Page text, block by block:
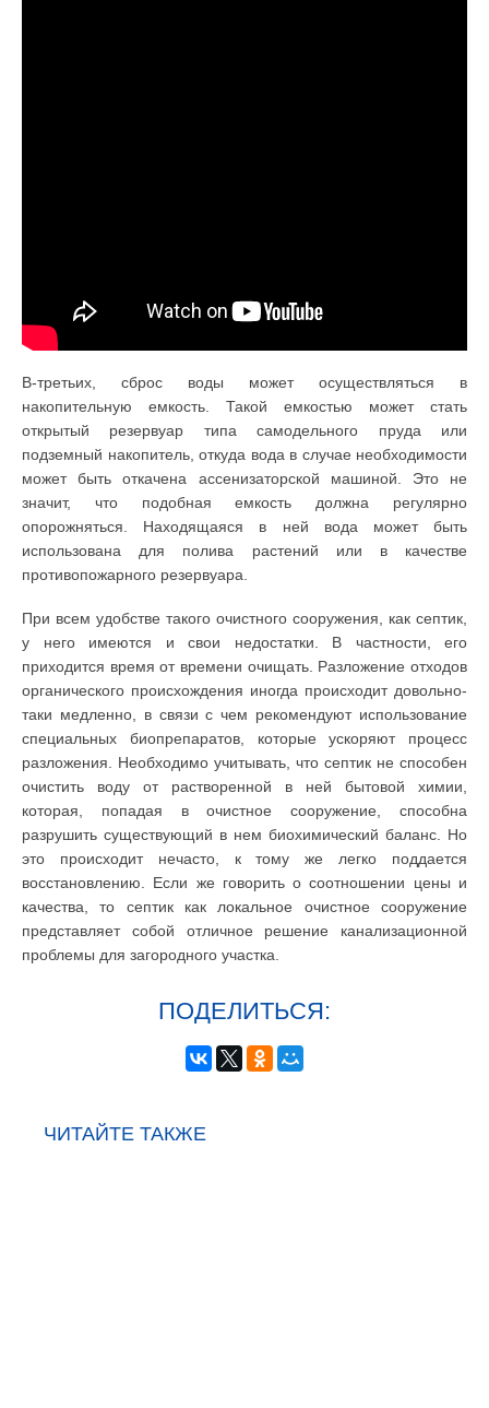
В-третьих, сброс воды может осуществляться в
накопительную емкость. Такой емкостью может стать
открытый резервуар типа самодельного пруда или
подземный накопитель, откуда вода в случае необходимости
может быть откачена ассенизаторской машиной. Это не
значит, что подобная емкость должна регулярно
опорожняться. Находящаяся в ней вода может быть
использована для полива растений или в качестве
противопожарного резервуара.
При всем удобстве такого очистного сооружения, как септик,
у него имеются и свои недостатки. В частности, его
приходится время от времени очищать. Разложение отходов
органического происхождения иногда происходит довольно-
таки медленно, в связи с чем рекомендуют использование
специальных биопрепаратов, которые ускоряют процесс
разложения. Необходимо учитывать, что септик не способен
очистить воду от растворенной в ней бытовой химии,
которая, попадая в очистное сооружение, способна
разрушить существующий в нем биохимический баланс. Но
это происходит нечасто, к тому же легко поддается
восстановлению. Если же говорить о соотношении цены и
качества, то септик как локальное очистное сооружение
представляет собой отличное решение канализационной
проблемы для загородного участка.
ПОДЕЛИТЬСЯ:
ЧИТАЙТЕ ТАКЖЕ